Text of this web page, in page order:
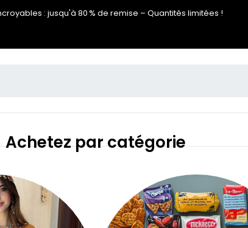
: jusqu'à 80 % de remise – Quantités limitées !
Achetez par catégorie​